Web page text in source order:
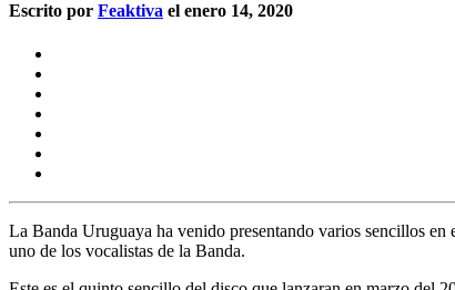
Escrito por Feaktiva el enero 14, 2020
La Banda Uruguaya ha venido presentando varios sencillos
uno de los vocalistas de la Banda.